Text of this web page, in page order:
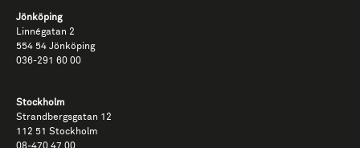
Jönköping
Linnégatan 2
554 54 Jönköping
036-291 60 00
Stockholm
Strandbergsgatan 12
112 51 Stockholm